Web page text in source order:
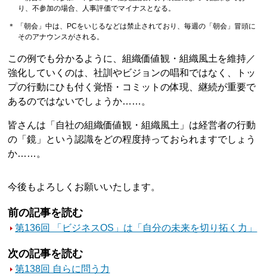
り、不参加の場合、人事評価でマイナスとなる。
＊ 「朝会」中は、PCをいじるなどは禁止されており、毎週の「朝会」冒頭に
そのアナウンスがされる。
この例でも分かるように、組織価値観・組織風土を維持／
強化していくのは、社訓やビジョンの唱和ではなく、トッ
プの行動にひも付く覚悟・コミットの体現、継続が重要で
あるのではないでしょうか……。
皆さんは「自社の組織価値観・組織風土」は経営者の行動
の「鏡」という認識をどの程度持っておられますでしょう
か……。
今後もよろしくお願いいたします。
前の記事を読む
第136回 「ビジネスOS」は「自分の未来を切り拓く力」
次の記事を読む
第138回 自らに問う力